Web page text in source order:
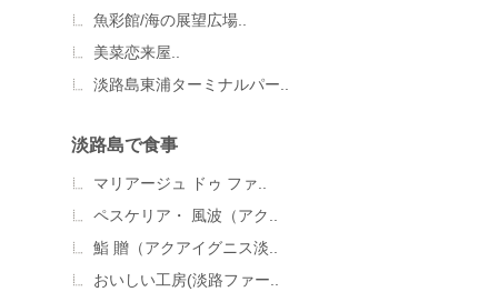
魚彩館/海の展望広場..
美菜恋来屋..
淡路島東浦ターミナルパー..
淡路島で食事
マリアージュ ドゥ ファ..
ペスケリア・ 風波（アク..
鮨 贈（アクアイグニス淡..
おいしい工房(淡路ファー..